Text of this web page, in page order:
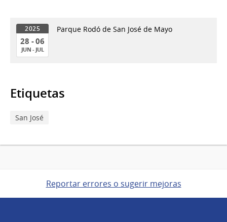
2025
28 - 06
JUN - JUL
06
de
del
Parque Rodó de San José de Mayo
Etiquetas
San José
Reportar errores o sugerir mejoras